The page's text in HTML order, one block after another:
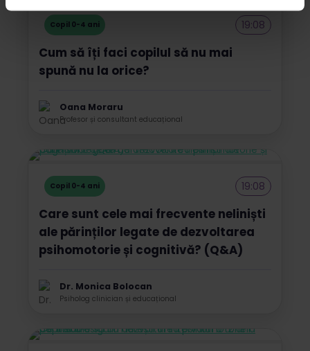
Copil 0-4 ani 19:08
Cum să îți faci copilul să nu mai
spună nu la orice?
Oana Moraru
Profesor și consultant educațional
Copil 0-4 ani 19:08
Care sunt cele mai frecvente neliniști
ale părinților legate de dezvoltarea
psihomotorie și cognitivă? (Q&A)
Dr. Monica Bolocan
Psiholog clinician și educațional